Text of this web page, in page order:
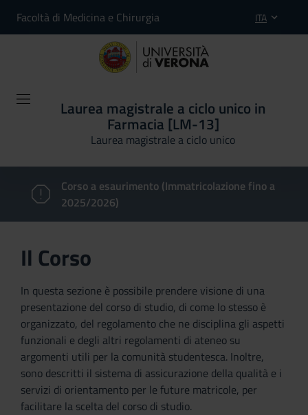
Facoltà di Medicina e Chirurgia ITA
Laurea magistrale a ciclo unico in
Farmacia [LM-13]
Laurea magistrale a ciclo unico
Corso a esaurimento (Immatricolazione fino a
2025/2026)
Il Corso
In questa sezione è possibile prendere visione di una
presentazione del corso di studio, di come lo stesso è
organizzato, del regolamento che ne disciplina gli aspetti
funzionali e degli altri regolamenti di ateneo su
argomenti utili per la comunità studentesca. Inoltre,
sono descritti il sistema di assicurazione della qualità e i
servizi di orientamento per le future matricole, per
facilitare la scelta del corso di studio.